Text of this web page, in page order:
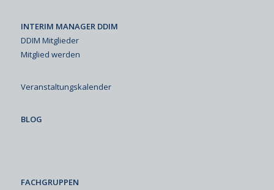
INTERIM MANAGER DDIM
DDIM Mitglieder
Mitglied werden
Veranstaltungskalender
BLOG
FACHGRUPPEN